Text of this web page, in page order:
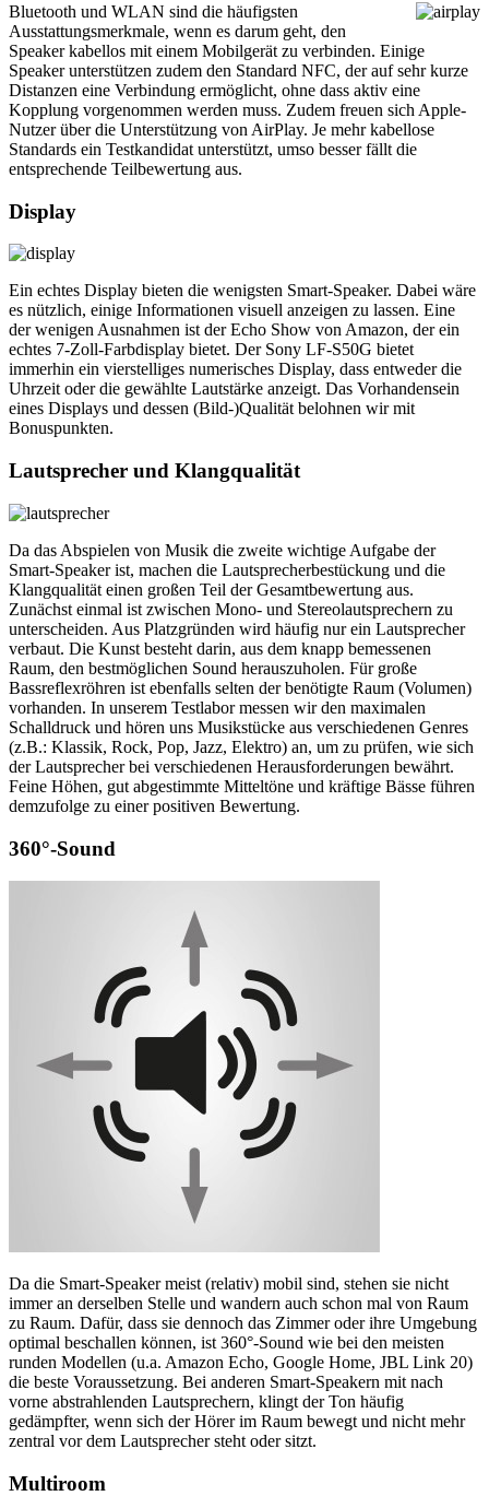
Bluetooth und WLAN sind die häufigsten
Ausstattungsmerkmale, wenn es darum geht, den
Speaker kabellos mit einem Mobilgerät zu verbinden. Einige
Speaker unterstützen zudem den Standard NFC, der auf sehr kurze
Distanzen eine Verbindung ermöglicht, ohne dass aktiv eine
Kopplung vorgenommen werden muss. Zudem freuen sich Apple-
Nutzer über die Unterstützung von AirPlay. Je mehr kabellose
Standards ein Testkandidat unterstützt, umso besser fällt die
entsprechende Teilbewertung aus.
Display
Ein echtes Display bieten die wenigsten Smart-Speaker. Dabei wäre
es nützlich, einige Informationen visuell anzeigen zu lassen. Eine
der wenigen Ausnahmen ist der Echo Show von Amazon, der ein
echtes 7-Zoll-Farbdisplay bietet. Der Sony LF-S50G bietet
immerhin ein vierstelliges numerisches Display, dass entweder die
Uhrzeit oder die gewählte Lautstärke anzeigt. Das Vorhandensein
eines Displays und dessen (Bild-)Qualität belohnen wir mit
Bonuspunkten.
Lautsprecher und Klangqualität
Da das Abspielen von Musik die zweite wichtige Aufgabe der
Smart-Speaker ist, machen die Lautsprecherbestückung und die
Klangqualität einen großen Teil der Gesamtbewertung aus.
Zunächst einmal ist zwischen Mono- und Stereolautsprechern zu
unterscheiden. Aus Platzgründen wird häufig nur ein Lautsprecher
verbaut. Die Kunst besteht darin, aus dem knapp bemessenen
Raum, den bestmöglichen Sound herauszuholen. Für große
Bassreflexröhren ist ebenfalls selten der benötigte Raum (Volumen)
vorhanden. In unserem Testlabor messen wir den maximalen
Schalldruck und hören uns Musikstücke aus verschiedenen Genres
(z.B.: Klassik, Rock, Pop, Jazz, Elektro) an, um zu prüfen, wie sich
der Lautsprecher bei verschiedenen Herausforderungen bewährt.
Feine Höhen, gut abgestimmte Mitteltöne und kräftige Bässe führen
demzufolge zu einer positiven Bewertung.
360°-Sound
Da die Smart-Speaker meist (relativ) mobil sind, stehen sie nicht
immer an derselben Stelle und wandern auch schon mal von Raum
zu Raum. Dafür, dass sie dennoch das Zimmer oder ihre Umgebung
optimal beschallen können, ist 360°-Sound wie bei den meisten
runden Modellen (u.a. Amazon Echo, Google Home, JBL Link 20)
die beste Voraussetzung. Bei anderen Smart-Speakern mit nach
vorne abstrahlenden Lautsprechern, klingt der Ton häufig
gedämpfter, wenn sich der Hörer im Raum bewegt und nicht mehr
zentral vor dem Lautsprecher steht oder sitzt.
Multiroom